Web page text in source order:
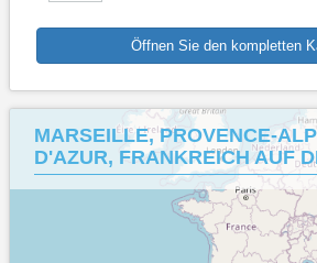
Öffnen Sie den kompletten
MARSEILLE, PROVENCE-
D'AZUR, FRANKREICH AUF